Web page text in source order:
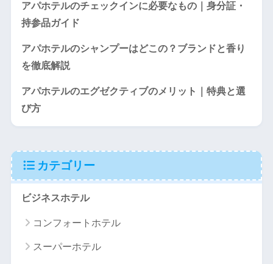
アパホテルのチェックインに必要なもの｜身分証・
持参品ガイド
アパホテルのシャンプーはどこの？ブランドと香り
を徹底解説
アパホテルのエグゼクティブのメリット｜特典と選
び方
カテゴリー
ビジネスホテル
コンフォートホテル
スーパーホテル